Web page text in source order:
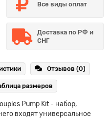
Все виды оплат
Доставка по РФ и
СНГ
Отзывов (0)
размеров
Pump Kit - набор,
входят универсальное